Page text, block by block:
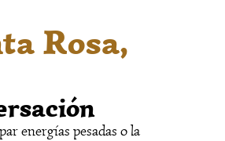
Rosa,
energías pesadas o la